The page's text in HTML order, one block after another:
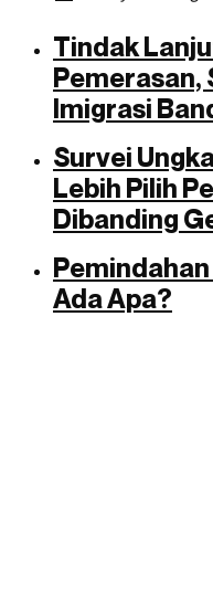
Tindak
Pemerasan,
Imigrasi
Survei
Lebih Pilih
Dibanding
Pemindahan
Ada Apa?